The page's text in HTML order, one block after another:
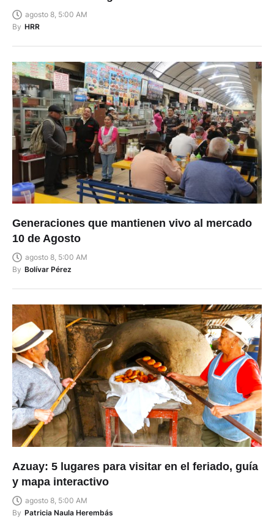
agosto 8, 5:00 AM
By HRR
Generaciones que mantienen vivo al mercado
10 de Agosto
agosto 8, 5:00 AM
By Bolívar Pérez
Azuay: 5 lugares para visitar en el feriado, guía
y mapa interactivo
agosto 8, 5:00 AM
By Patricia Naula Herembás